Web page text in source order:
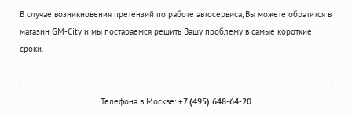
В случае возникновения претензий по работе автосервиса, Вы можете обратится в
магазин GM-City и мы постараемся решить Вашу проблему в самые короткие
сроки.
Телефона в Москве:+7 (495) 648-64-20